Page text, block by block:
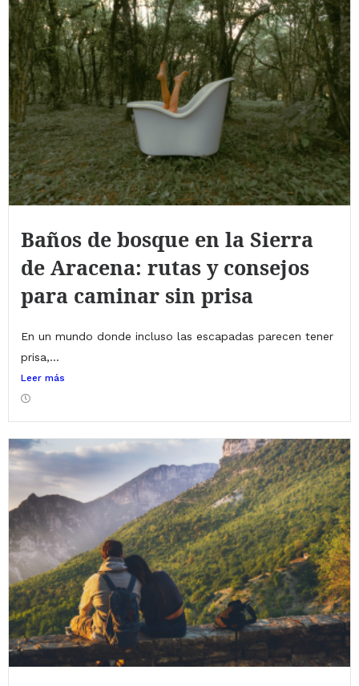
Baños de bosque en la Sierra
de Aracena: rutas y consejos
para caminar sin prisa
En un mundo donde incluso las escapadas parecen tener
prisa,...
Leer más